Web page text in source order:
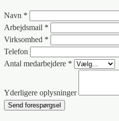
Navn *
Arbejdsmail *
Virksomhed *
Telefon
Antal medarbejdere *
Yderligere oplysninger
Send forespørgsel